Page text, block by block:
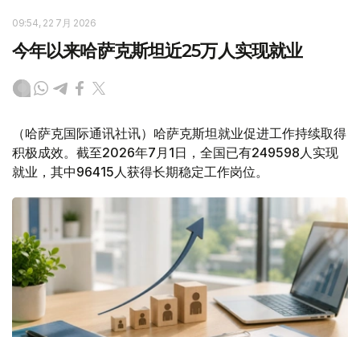
09:54, 22 7月 2026
今年以来哈萨克斯坦近25万人实现就业
（哈萨克国际通讯社讯）哈萨克斯坦就业促进工作持续取得
积极成效。截至2026年7月1日，全国已有249598人实现
就业，其中96415人获得长期稳定工作岗位。